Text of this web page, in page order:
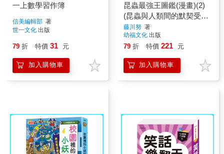
一上數學習作簿
信美編輯部 著
世一文化 出版
79 折 特價 31 元
加入購物車
昆蟲最強王圖鑑(漫畫)(2)
(昆蟲與人類間的默契受到
考驗，誰能在激戰中繼續
生存?)
藤川努著
幼福文化出版
79 折 特價 221 元
加入購物車